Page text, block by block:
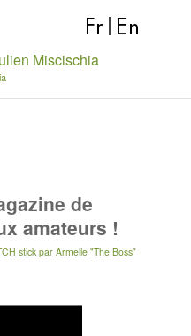
Fr En
Miscischia
de
amateurs !
stick par Armelle "The Boss"